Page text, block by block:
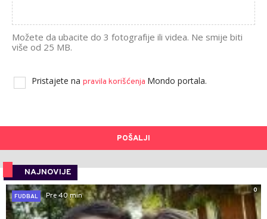
Možete da ubacite do 3 fotografije ili videa. Ne smije biti
više od 25 MB.
Pristajete na pravila korišćenja Mondo portala.
POŠALJI
NAJNOVIJE
0
FUDBAL
Pre 40 min